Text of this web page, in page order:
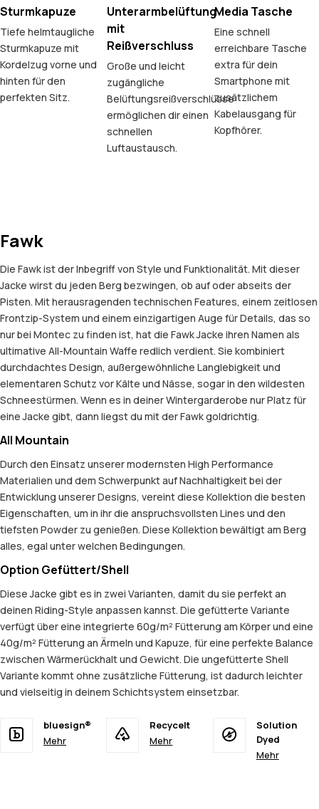
Sturmkapuze
Tiefe helmtaugliche
Sturmkapuze mit
Kordelzug vorne und
hinten für den
perfekten Sitz.
Unterarmbelüftung
mit
Reißverschluss
Große und leicht
zugängliche
Belüftungsreißverschlüsse
ermöglichen dir einen
schnellen
Luftaustausch.
Media Tasche
Eine schnell
erreichbare Tasche
extra für dein
Smartphone mit
zusätzlichem
Kabelausgang für
Kopfhörer.
Fawk
Die Fawk ist der Inbegriff von Style und Funktionalität. Mit dieser
Jacke wirst du jeden Berg bezwingen, ob auf oder abseits der
Pisten. Mit herausragenden technischen Features, einem zeitlosen
Frontzip-System und einem einzigartigen Auge für Details, das so
nur bei Montec zu finden ist, hat die Fawk Jacke ihren Namen als
ultimative All-Mountain Waffe redlich verdient. Sie kombiniert
durchdachtes Design, außergewöhnliche Langlebigkeit und
elementaren Schutz vor Kälte und Nässe, sogar in den wildesten
Schneestürmen. Wenn es in deiner Wintergarderobe nur Platz für
eine Jacke gibt, dann liegst du mit der Fawk goldrichtig.
All Mountain
Durch den Einsatz unserer modernsten High Performance
Materialien und dem Schwerpunkt auf Nachhaltigkeit bei der
Entwicklung unserer Designs, vereint diese Kollektion die besten
Eigenschaften, um in ihr die anspruchsvollsten Lines und den
tiefsten Powder zu genießen. Diese Kollektion bewältigt am Berg
alles, egal unter welchen Bedingungen.
Option Gefüttert/Shell
Diese Jacke gibt es in zwei Varianten, damit du sie perfekt an
deinen Riding-Style anpassen kannst. Die gefütterte Variante
verfügt über eine integrierte 60g/m² Fütterung am Körper und eine
40g/m² Fütterung an Ärmeln und Kapuze, für eine perfekte Balance
zwischen Wärmerückhalt und Gewicht. Die ungefütterte Shell
Variante kommt ohne zusätzliche Fütterung, ist dadurch leichter
und vielseitig in deinem Schichtsystem einsetzbar.
bluesign®
Mehr
Recycelt
Mehr
Solution
Dyed
Mehr